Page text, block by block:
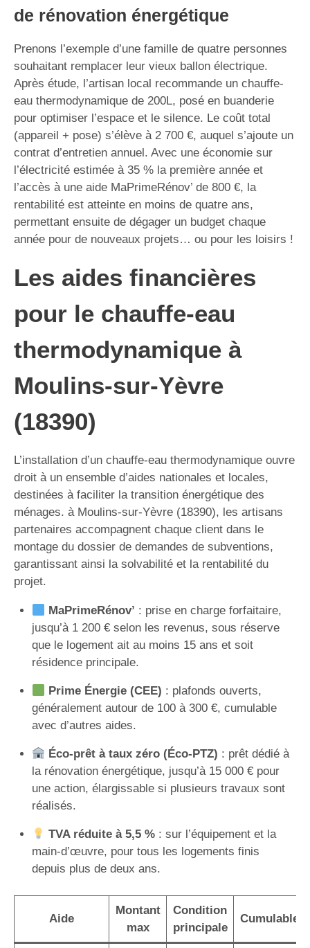
de rénovation énergétique
Prenons l’exemple d’une famille de quatre personnes
souhaitant remplacer leur vieux ballon électrique.
Après étude, l’artisan local recommande un chauffe-
eau thermodynamique de 200L, posé en buanderie
pour optimiser l’espace et le silence. Le coût total
(appareil + pose) s’élève à 2 700 €, auquel s’ajoute un
contrat d’entretien annuel. Avec une économie sur
l’électricité estimée à 35 % la première année et
l’accès à une aide MaPrimeRénov’ de 800 €, la
rentabilité est atteinte en moins de quatre ans,
permettant ensuite de dégager un budget chaque
année pour de nouveaux projets… ou pour les loisirs !
Les aides financières
pour le chauffe-eau
thermodynamique à
Moulins-sur-Yèvre
(18390)
L’installation d’un chauffe-eau thermodynamique ouvre
droit à un ensemble d’aides nationales et locales,
destinées à faciliter la transition énergétique des
ménages. à Moulins-sur-Yèvre (18390), les artisans
partenaires accompagnent chaque client dans le
montage du dossier de demandes de subventions,
garantissant ainsi la solvabilité et la rentabilité du
projet.
MaPrimeRénov’ : prise en charge forfaitaire,
jusqu’à 1 200 € selon les revenus, sous réserve
que le logement ait au moins 15 ans et soit
résidence principale.
Prime Énergie (CEE) : plafonds ouverts,
généralement autour de 100 à 300 €, cumulable
avec d’autres aides.
Éco-prêt à taux zéro (Éco-PTZ) : prêt dédié à
la rénovation énergétique, jusqu’à 15 000 € pour
une action, élargissable si plusieurs travaux sont
réalisés.
TVA réduite à 5,5 %: sur l’équipement et la
main-d’œuvre, pour tous les logements finis
depuis plus de deux ans.
Aide
Montant
max
Condition
principale
Cumulable